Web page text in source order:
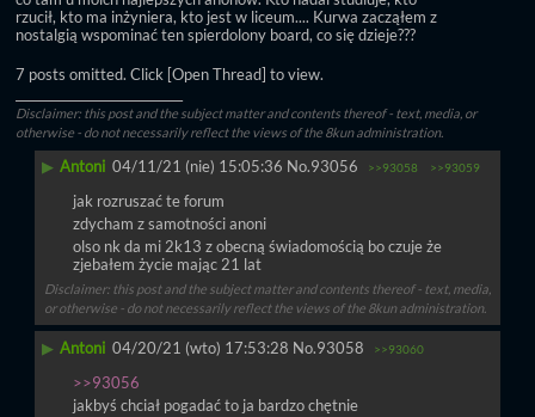
rzucił, kto ma inżyniera, kto jest w liceum.... Kurwa zacząłem z
nostalgią wspominać ten spierdolony board, co się dzieje???
7 posts omitted. Click [Open Thread] to view.
Disclaimer: this post and the subject matter and contents thereof - text, media, or
otherwise - do not necessarily reflect the views of the 8kun administration.
▶ Antoni 04/11/21 (nie) 15:05:36 No.93056 >>93058 >>93059
jak rozruszać te forum
zdycham z samotności anoni
olso nk da mi 2k13 z obecną świadomością bo czuje że
zjebałem życie mając 21 lat
Disclaimer: this post and the subject matter and contents thereof - text, media,
or otherwise - do not necessarily reflect the views of the 8kun administration.
▶ Antoni 04/20/21 (wto) 17:53:28 No.93058 >>93060
>>93056
jakbyś chciał pogadać to ja bardzo chętnie